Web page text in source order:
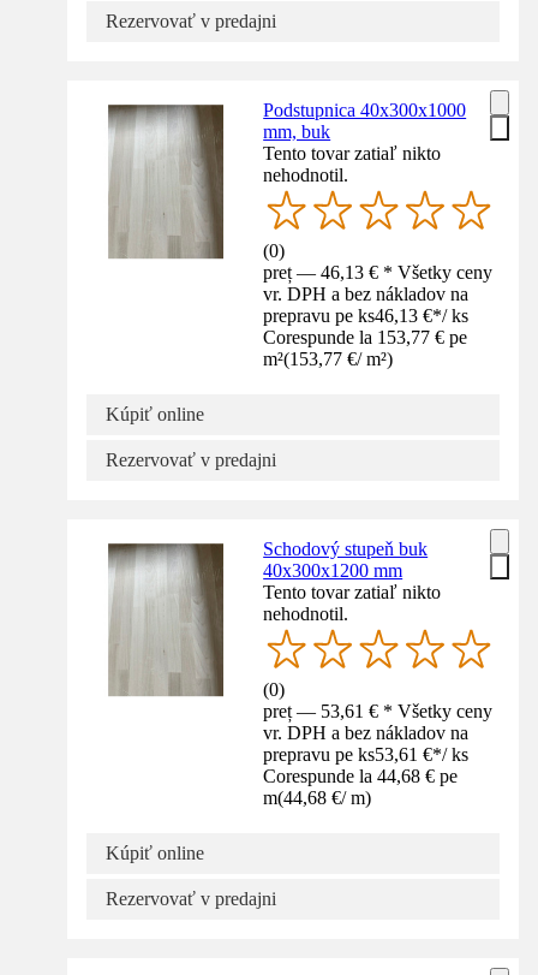
Rezervovať v predajni
Podstupnica 40x300x1000
mm, buk
Tento tovar zatiaľ nikto
nehodnotil.
(0)
preț — 46,13 € * Všetky ceny
vr. DPH a bez nákladov na
prepravu pe ks46,13 €*/ ks
Corespunde la 153,77 € pe
m²(153,77 €/ m²)
Kúpiť online
Rezervovať v predajni
Schodový stupeň buk
40x300x1200 mm
Tento tovar zatiaľ nikto
nehodnotil.
(0)
preț — 53,61 € * Všetky ceny
vr. DPH a bez nákladov na
prepravu pe ks53,61 €*/ ks
Corespunde la 44,68 € pe
m(44,68 €/ m)
Kúpiť online
Rezervovať v predajni